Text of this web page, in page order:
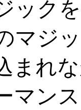
ック
マジ
まれ
マン